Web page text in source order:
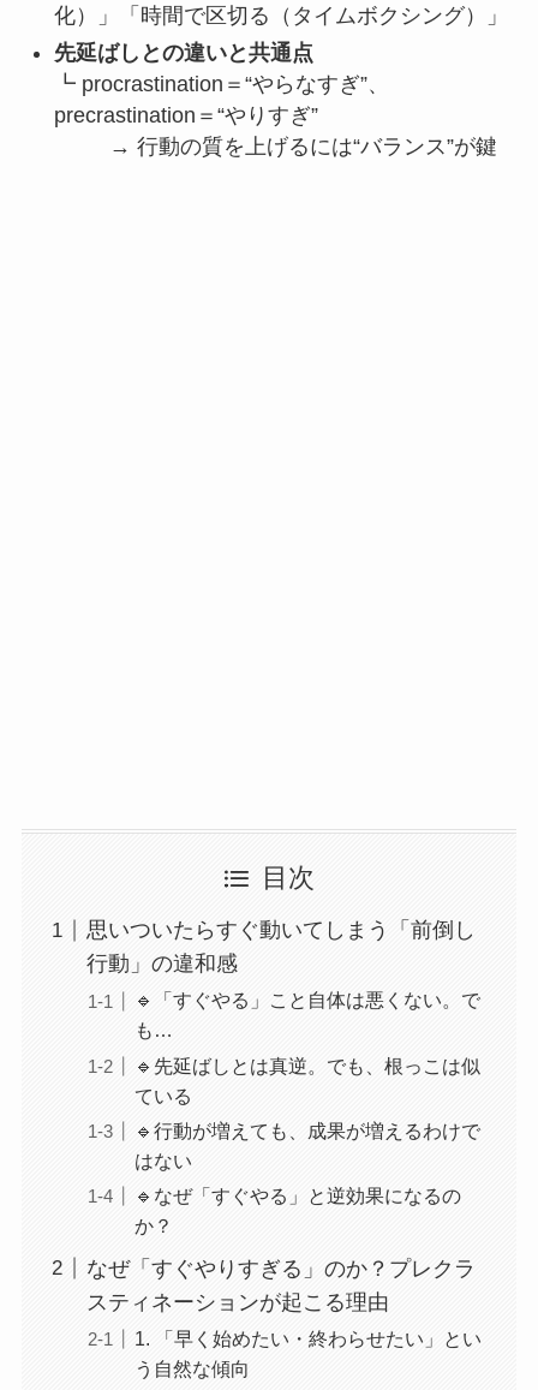
化）」「時間で区切る（タイムボクシング）」
先延ばしとの違いと共通点
┗ procrastination＝“やらなすぎ”、
precrastination＝“やりすぎ”
→ 行動の質を上げるには“バランス”が鍵
目次
思いついたらすぐ動いてしまう「前倒し
行動」の違和感
🔹「すぐやる」こと自体は悪くない。で
も…
🔹先延ばしとは真逆。でも、根っこは似
ている
🔹行動が増えても、成果が増えるわけで
はない
🔹なぜ「すぐやる」と逆効果になるの
か？
なぜ「すぐやりすぎる」のか？プレクラ
スティネーションが起こる理由
1. 「早く始めたい・終わらせたい」とい
う自然な傾向